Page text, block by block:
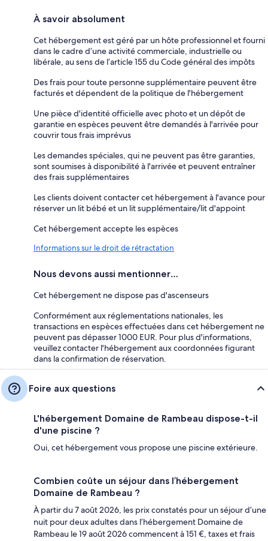
À savoir absolument
Cet hébergement est géré par un hôte professionnel et fourni
dans le cadre d’une activité commerciale, industrielle ou
libérale, au sens de l’article 155 du Code général des impôts
Des frais pour toute personne supplémentaire peuvent être
facturés et dépendent de la politique de l'hébergement
Une pièce d'identité officielle avec photo et un dépôt de
garantie en espèces peuvent être demandés à l'arrivée pour
couvrir tous frais imprévus
Les demandes spéciales, qui ne peuvent pas être garanties,
sont soumises à disponibilité à l'arrivée et peuvent entraîner
des frais supplémentaires
Les clients doivent contacter cet hébergement à l'avance pour
réserver un lit bébé et un lit supplémentaire/lit d'appoint
Cet hébergement accepte les espèces
Informations sur le droit de rétractation
Nous devons aussi mentionner…
Cet hébergement ne dispose pas d'ascenseurs
Conformément aux réglementations nationales, les
transactions en espèces effectuées dans cet hébergement ne
peuvent pas dépasser 1000 EUR. Pour plus d'informations,
veuillez contacter l'hébergement aux coordonnées figurant
dans la confirmation de réservation.
Foire aux questions
L'hébergement Domaine de Rambeau dispose-t-il
d'une piscine ?
Oui, cet hébergement vous propose une piscine extérieure.
Combien coûte un séjour dans l’hébergement
Domaine de Rambeau ?
À partir du 7 août 2026, les prix constatés pour un séjour d’une
nuit pour deux adultes dans l’hébergement Domaine de
Rambeau le 19 août 2026 commencent à 151 €, taxes et frais